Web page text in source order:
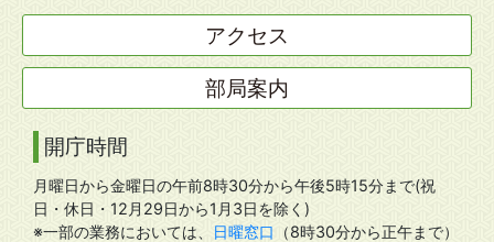
アクセス
部局案内
開庁時間
月曜日から金曜日の午前8時30分から午後5時15分まで(祝
日・休日・12月29日から1月3日を除く)
※一部の業務においては、
日曜窓口
（8時30分から正午まで）